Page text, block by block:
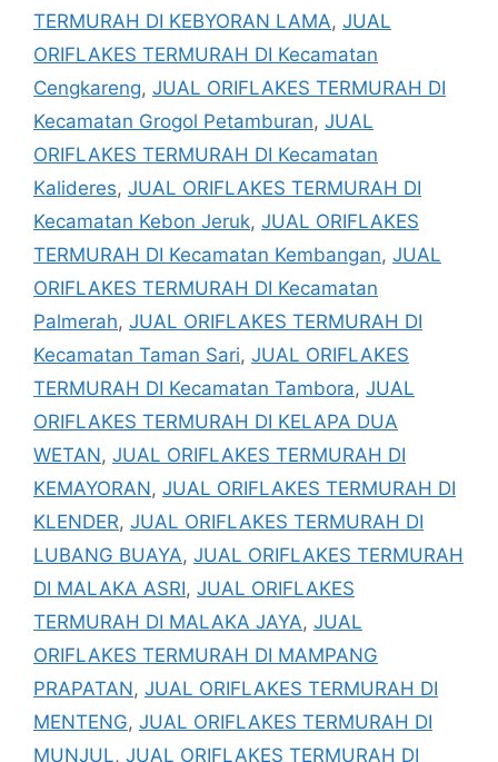
TERMURAH DI KEBYORAN LAMA, JUAL
ORIFLAKES TERMURAH DI Kecamatan
Cengkareng, JUAL ORIFLAKES TERMURAH DI
Kecamatan Grogol Petamburan, JUAL
ORIFLAKES TERMURAH DI Kecamatan
Kalideres, JUAL ORIFLAKES TERMURAH DI
Kecamatan Kebon Jeruk, JUAL ORIFLAKES
TERMURAH DI Kecamatan Kembangan, JUAL
ORIFLAKES TERMURAH DI Kecamatan
Palmerah, JUAL ORIFLAKES TERMURAH DI
Kecamatan Taman Sari, JUAL ORIFLAKES
TERMURAH DI Kecamatan Tambora, JUAL
ORIFLAKES TERMURAH DI KELAPA DUA
WETAN, JUAL ORIFLAKES TERMURAH DI
KEMAYORAN, JUAL ORIFLAKES TERMURAH DI
KLENDER, JUAL ORIFLAKES TERMURAH DI
LUBANG BUAYA, JUAL ORIFLAKES TERMURAH
DI MALAKA ASRI, JUAL ORIFLAKES
TERMURAH DI MALAKA JAYA, JUAL
ORIFLAKES TERMURAH DI MAMPANG
PRAPATAN, JUAL ORIFLAKES TERMURAH DI
MENTENG, JUAL ORIFLAKES TERMURAH DI
MUNJUL, JUAL ORIFLAKES TERMURAH DI